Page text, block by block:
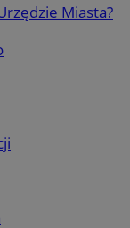
Miasta?